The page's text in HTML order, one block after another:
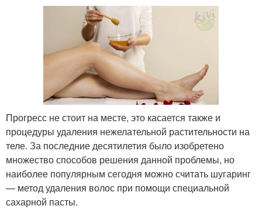
Прогресс не стоит на месте, это касается также и
процедуры удаления нежелательной растительности на
теле. За последние десятилетия было изобретено
множество способов решения данной проблемы, но
наиболее популярным сегодня можно считать шугаринг
— метод удаления волос при помощи специальной
сахарной пасты.